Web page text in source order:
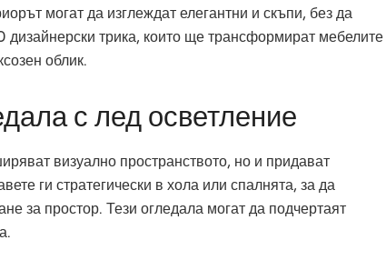
могат да изглеждат елегантни и скъпи, без да
трика, които ще трансформират мебелите
облик.
с лед осветление
визуално пространството, но и придават
ги стратегически в хола или спалнята, за да
за простор. Тези огледала могат да подчертаят